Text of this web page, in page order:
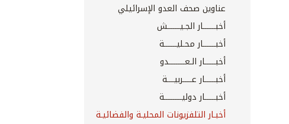
عناوين صحف العدو الإسرائيلي
أخبـــــــار الجـيـــــــش
أخبـــــــار محـليـــــــة
أخبــــــار الـعـــــــــدو
أخبــــــار عـــــربيــــة
أخبــــــار دوليــــــــــة
أخبـار التلفزيونات المحليـة والفضائيـة